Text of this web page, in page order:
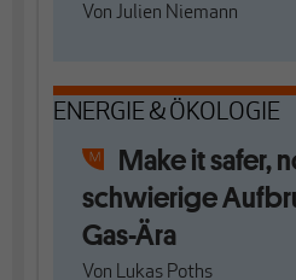
Von Julien Niemann
ENERGIE & ÖKOLOGIE
Make it safer,
schwierige
Gas-Ära
Von Lukas Poths